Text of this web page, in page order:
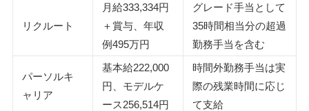
リクルート
月給333,334円
＋賞与、年収
例495万円
グレード手当として
35時間相当分の超過
勤務手当を含む
パーソルキ
ャリア
基本給222,000
円、モデルケ
ース256,514円
時間外勤務手当は実
際の残業時間に応じ
て支給